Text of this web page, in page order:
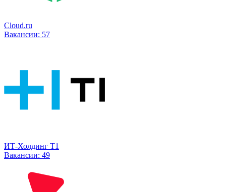
Cloud.ru
Вакансии: 57
ИТ-Холдинг Т1
Вакансии: 49